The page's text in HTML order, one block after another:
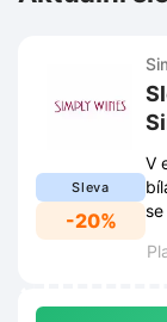
Sleva
-20%
V